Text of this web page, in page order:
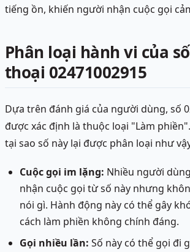
tiếng ồn, khiến người nhận cuộc gọi
Phân loại hành vi của
thoại 02471002915
Dựa trên đánh giá của người dùng, số
được xác định là thuộc loại "Làm
tại sao số này lại được phân loại như
Cuộc gọi im lặng: Nhiều người
nhận cuộc gọi từ số này nhưng
nói gì. Hành động này có thể gây
cách làm phiền không chính đáng.
Gọi nhiều lần: Số này có thể gọi đi